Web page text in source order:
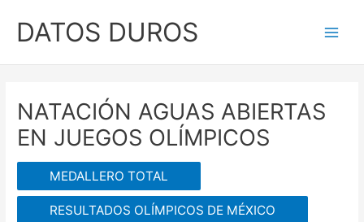
DATOS DUROS
NATACIÓN AGUAS ABIERTAS
EN JUEGOS OLÍMPICOS
MEDALLERO TOTAL
RESULTADOS OLÍMPICOS DE MÉXICO